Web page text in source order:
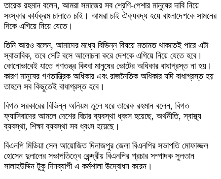
তারেক রহমান বলেন, আমরা সমাজের সব শ্রেণি-পেশার মানুষের দাবি নিয়ে
সংস্কার কার্যক্রম চালাতে চাই। আমরা চাই ঐক্যবদ্ধ হয়ে বাংলাদেশকে সামনের
দিকে এগিয়ে নিয়ে যেতে।
তিনি আরও বলেন, আমাদের মধ্যে বিভিন্ন বিষয়ে মতামত থাকতেই পারে এটা
স্বাভাবিক, তবে সেটি বসে আলোচনা করে দেশকে এগিয়ে নিয়ে যেতে হবে।
কোনোভাবেই যাতে গণতন্ত্র কিংবা মানুষের ভোটের অধিকার বাধাগ্রস্ত না হয়।
কারণ মানুষের গণতান্ত্রিক অধিকার এবং রাজনৈতিক অধিকার যদি বাধাগ্রস্ত হয়
তাহলে সব কিছুতেই বাধাগ্রস্ত হবে।
বিগত সরকারের বিভিন্ন অনিয়ম তুলে ধরে তারেক রহমান বলেন, বিগত
ফ্যাসিবাদের আমলে দেশের বিচার ব্যবস্থা ধ্বংস হয়েছে, অর্থনীতি, স্বাস্থ্য
ব্যবস্থা, শিক্ষা ব্যবস্থা সব ধ্বংস হয়েছে।
বিএনপি মিডিয়া সেল আয়োজিত দিনাজপুর জেলা বিএনপির সভাপতি মোফাজ্জল
হোসেন দুলালের সভাপতিত্বে কেন্দ্রীয় বিএনপির প্রচার সম্পাদক সুলতান
সালাহউদ্দিন টুকু দিনব্যাপী এ কর্মশালা উদ্বোধন করেন।